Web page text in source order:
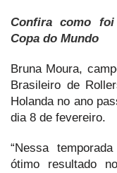
Confira como
Copa do Mundo
Bruna Moura,
Brasileiro de
Holanda no ano
dia 8 de fevereiro.
“Nessa
ótimo resultado